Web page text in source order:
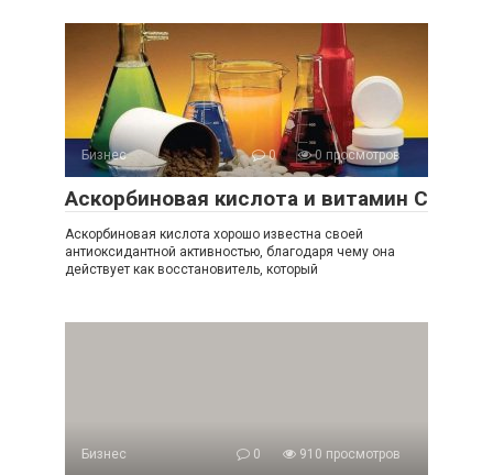
Бизнес 0 0 просмотров
Аскорбиновая кислота и витамин С
Аскорбиновая кислота хорошо известна своей
антиоксидантной активностью, благодаря чему она
действует как восстановитель, который
Бизнес 0 910 просмотров